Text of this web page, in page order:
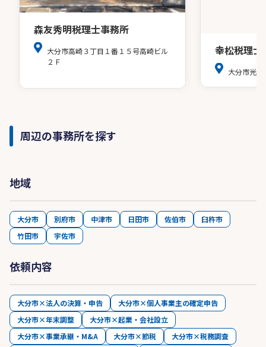
森友秀明税理士事務所
大分市高崎３丁目１番１５号高崎ビル
２Ｆ
幸松税理士
大分市光
周辺の事務所を探す
地域
大分市 別府市 中津市 日田市 佐伯市
臼杵市
竹田市
宇佐市
依頼内容
大分市×法人の決算・申告
大分市×個人事業主の確定申告
大分市×年末調整
大分市×起業・会社設立
大分市×事業承継・M&A
大分市×節税
大分市×税務調査